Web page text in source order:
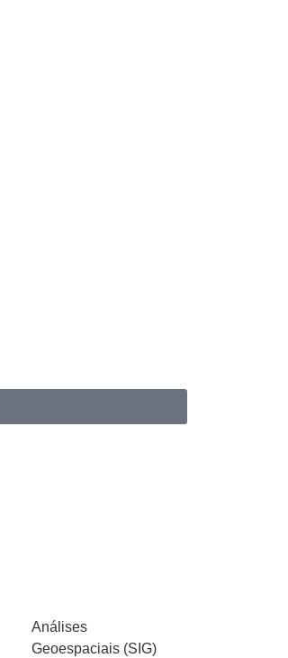
Análises
Geoespaciais (SIG)